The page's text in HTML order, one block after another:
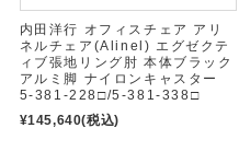
内田洋行 オフィスチェア アリ
ネルチェア(Alinel) エグゼクテ
ィブ張地リング肘 本体ブラック
アルミ脚 ナイロンキャスター
5-381-228□/5-381-338□
¥145,640(税込)